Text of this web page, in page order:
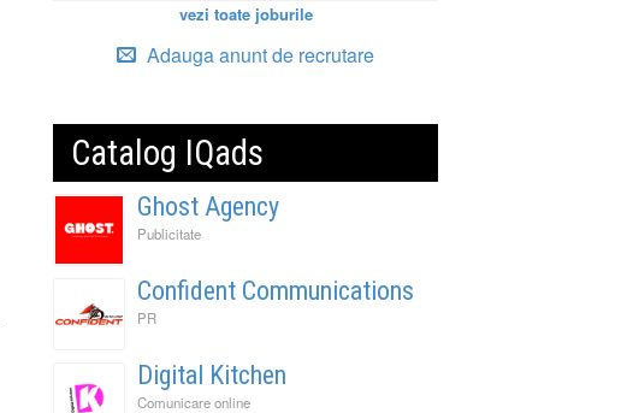
vezi toate joburile
Adauga anunt de recrutare
Catalog IQads
Ghost Agency
Publicitate
Confident Communications
PR
Digital Kitchen
Comunicare online